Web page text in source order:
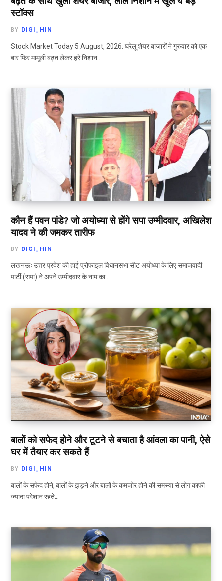
स्टॉक्स
BY DIGI_HIN
Stock Market Today 5 August, 2026: घरेलू शेयर बाजारों ने गुरुवार को एक
बार फिर मामूली बढ़त लेकर हरे निशान…
कौन हैं पवन पांडे? जो अयोध्या से होंगे सपा उम्मीदवार, अखिलेश
यादव ने की जमकर तारीफ
BY DIGI_HIN
लखनऊः उत्तर प्रदेश की हाई प्रोफाइल विधानसभा सीट अयोध्या के लिए समाजवादी
पार्टी (सपा) ने अपने उम्मीदवार के नाम का…
बालों को सफेद होने और टूटने से बचाता है आंवला का पानी, ऐसे
घर में तैयार कर सकते हैं
BY DIGI_HIN
बालों के सफेद होने, बालों के झड़ने और बालों के कमजोर होने की समस्या से लोग काफी
ज्यादा परेशान रहते…